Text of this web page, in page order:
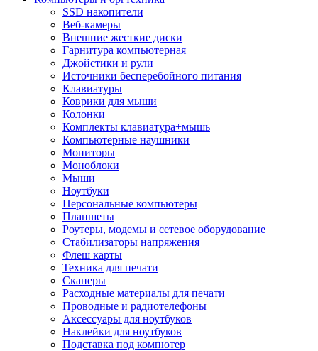
SSD накопители
Веб-камеры
Внешние жесткие диски
Гарнитура компьютерная
Джойстики и рули
Источники бесперебойного питания
Клавиатуры
Коврики для мыши
Колонки
Комплекты клавиатура+мышь
Компьютерные наушники
Мониторы
Моноблоки
Мыши
Ноутбуки
Персональные компьютеры
Планшеты
Роутеры, модемы и сетевое оборудование
Стабилизаторы напряжения
Флеш карты
Техника для печати
Сканеры
Расходные материалы для печати
Проводные и радиотелефоны
Аксессуары для ноутбуков
Наклейки для ноутбуков
Подставка под компютер